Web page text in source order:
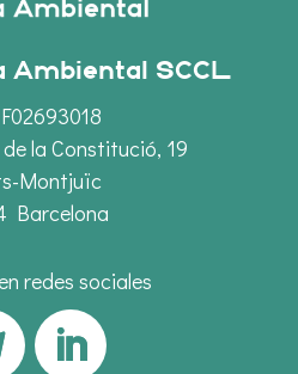
Ambiental SCCL
la Constitució, 19
Montjuïc
Barcelona
redes sociales